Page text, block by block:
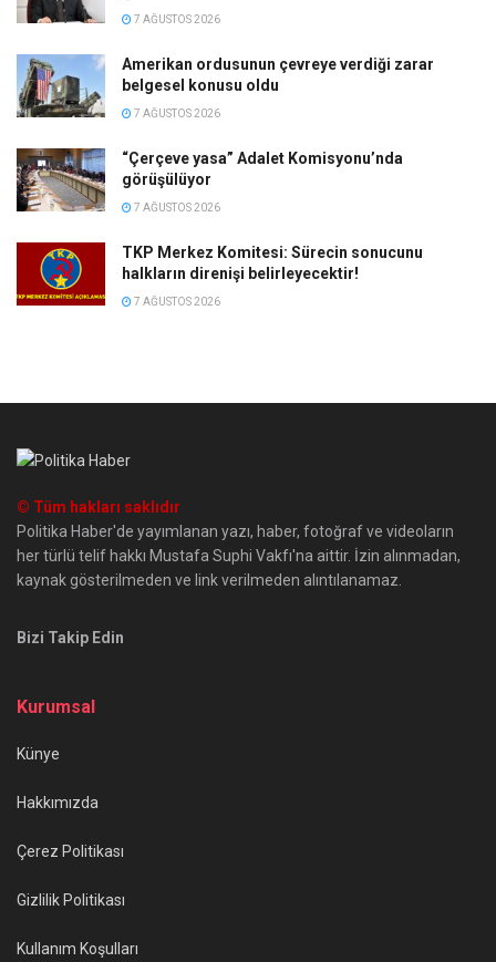
7 AĞUSTOS 2026
Amerikan ordusunun çevreye verdiği zarar
belgesel konusu oldu
7 AĞUSTOS 2026
“Çerçeve yasa” Adalet Komisyonu’nda
görüşülüyor
7 AĞUSTOS 2026
TKP Merkez Komitesi: Sürecin sonucunu
halkların direnişi belirleyecektir!
7 AĞUSTOS 2026
© Tüm hakları saklıdır
Politika Haber'de yayımlanan yazı, haber, fotoğraf ve videoların
her türlü telif hakkı Mustafa Suphi Vakfı'na aittir. İzin alınmadan,
kaynak gösterilmeden ve link verilmeden alıntılanamaz.
Bizi Takip Edin
Kurumsal
Künye
Hakkımızda
Çerez Politikası
Gizlilik Politikası
Kullanım Koşulları